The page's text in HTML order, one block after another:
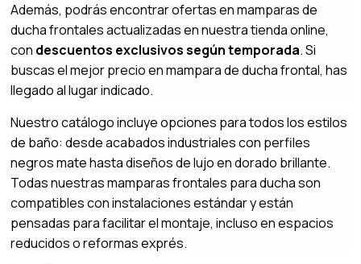
Además, podrás encontrar ofertas en mamparas de
ducha frontales actualizadas en nuestra tienda online,
con descuentos exclusivos según temporada. Si
buscas el mejor precio en mampara de ducha frontal, has
llegado al lugar indicado.
Nuestro catálogo incluye opciones para todos los estilos
de baño: desde acabados industriales con perfiles
negros mate hasta diseños de lujo en dorado brillante.
Todas nuestras mamparas frontales para ducha son
compatibles con instalaciones estándar y están
pensadas para facilitar el montaje, incluso en espacios
reducidos o reformas exprés.